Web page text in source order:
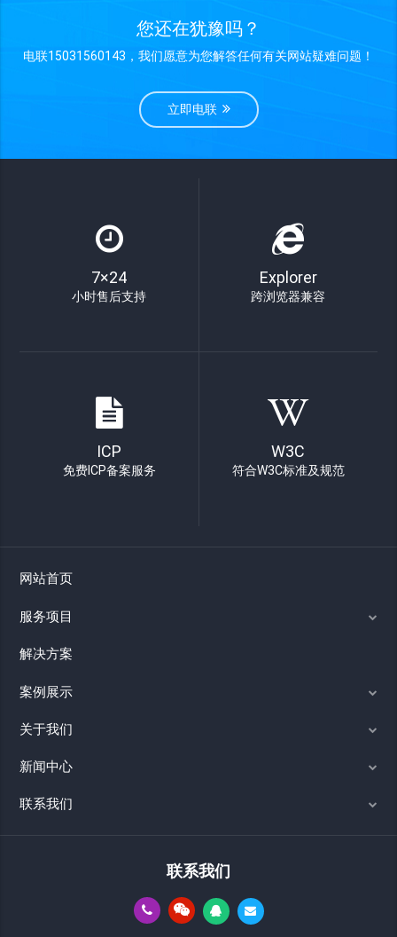
您还在犹豫吗？
电联15031560143，我们愿意为您解答任何有关网站疑难问题！
立即电联
7×24
小时售后支持
Explorer
跨浏览器兼容
ICP
免费ICP备案服务
W3C
符合W3C标准及规范
网站首页
服务项目
解决方案
案例展示
关于我们
新闻中心
联系我们
联系我们